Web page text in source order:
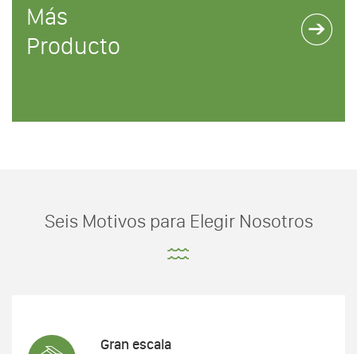
Más
Producto
Seis Motivos para Elegir Nosotros
Gran escala